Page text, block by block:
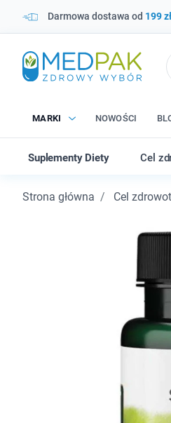
Darmowa dostawa od 199 zł
MARKI NOWOŚCI
Suplementy Diety Cel
Strona główna Cel